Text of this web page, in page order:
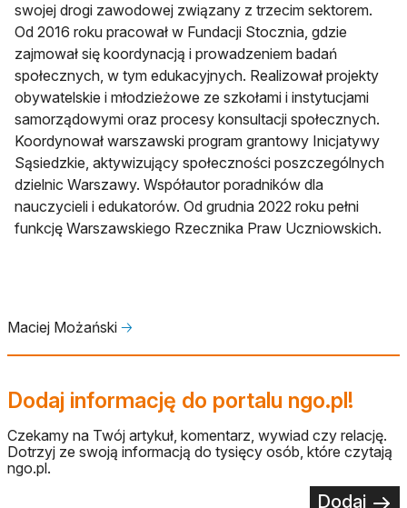
swojej drogi zawodowej związany z trzecim sektorem.
Od 2016 roku pracował w Fundacji Stocznia, gdzie
zajmował się koordynacją i prowadzeniem badań
społecznych, w tym edukacyjnych. Realizował projekty
obywatelskie i młodzieżowe ze szkołami i instytucjami
samorządowymi oraz procesy konsultacji społecznych.
Koordynował warszawski program grantowy Inicjatywy
Sąsiedzkie, aktywizujący społeczności poszczególnych
dzielnic Warszawy. Współautor poradników dla
nauczycieli i edukatorów. Od grudnia 2022 roku pełni
funkcję Warszawskiego Rzecznika Praw Uczniowskich.
Maciej Możański 🡢
Dodaj informację do portalu ngo.pl!
Czekamy na Twój artykuł, komentarz, wywiad czy relację.
Dotrzyj ze swoją informacją do tysięcy osób, które czytają
ngo.pl.
Dodaj